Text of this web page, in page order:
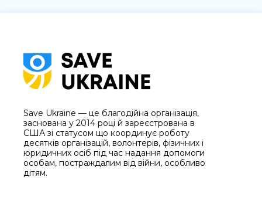
Save Ukraine — це благодійна організація,
заснована у 2014 році й зареєстрована в
США зі статусом що координує роботу
десятків організацій, волонтерів, фізичних і
юридичних осіб під час надання допомоги
особам, постраждалим від війни, особливо
дітям.